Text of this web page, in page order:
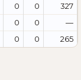
0 0
327
0 0
—
0 0 265